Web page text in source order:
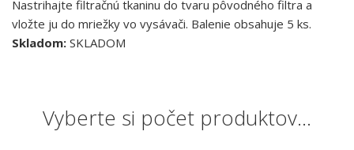
Nastrihajte filtračnú tkaninu do tvaru pôvodného filtra a
vložte ju do mriežky vo vysávači. Balenie obsahuje 5 ks.
Skladom: SKLADOM
Vyberte si počet produktov…